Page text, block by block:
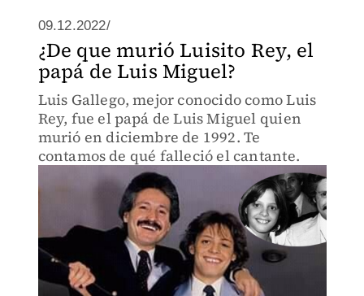
09.12.2022/
¿De que murió Luisito Rey, el
papá de Luis Miguel?
Luis Gallego, mejor conocido como Luis
Rey, fue el papá de Luis Miguel quien
murió en diciembre de 1992. Te
contamos de qué falleció el cantante.